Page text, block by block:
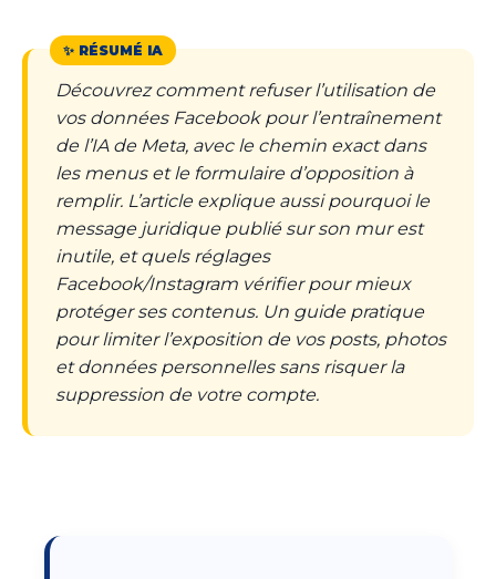
Découvrez comment refuser l’utilisation de
vos données Facebook pour l’entraînement
de l’IA de Meta, avec le chemin exact dans
les menus et le formulaire d’opposition à
remplir. L’article explique aussi pourquoi le
message juridique publié sur son mur est
inutile, et quels réglages
Facebook/Instagram vérifier pour mieux
protéger ses contenus. Un guide pratique
pour limiter l’exposition de vos posts, photos
et données personnelles sans risquer la
suppression de votre compte.